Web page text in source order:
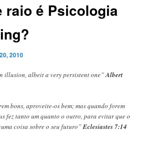
raio é Psicologia
2010
illusion, albeit a very persistent one”Albert
bons, aproveite-os bem; mas quando forem
fez tanto um quanto o outro, para evitar que o
coisa sobre o seu futuro”Eclesiastes 7:14